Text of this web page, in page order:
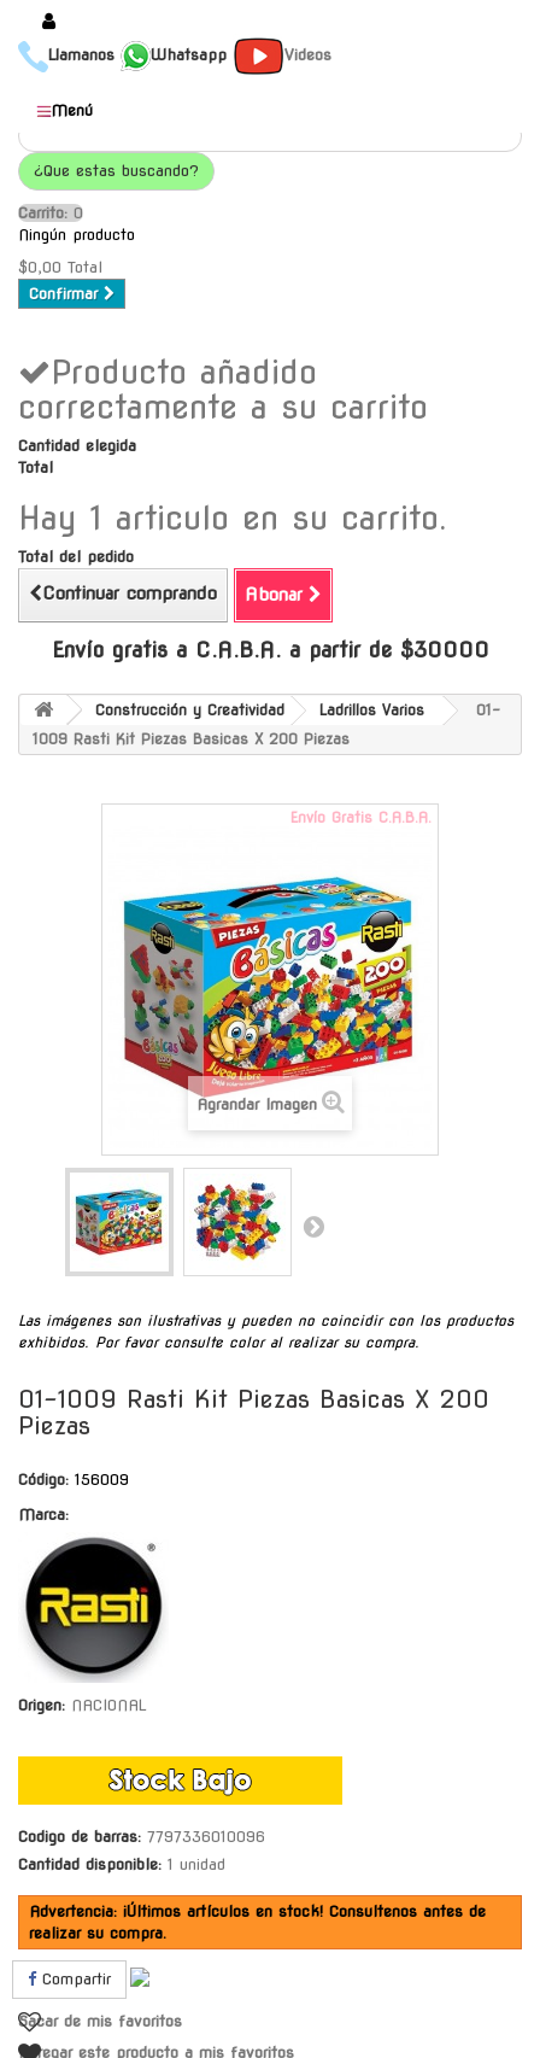
Llamanos Whatsapp Videos
Productos
Populares
Categorías
Marcas
Mayoristas
Contacto
Envío gratis a C.A.B.A. a
partir de $30000
Menú
¿Que estas buscando?
Carrito: O
Ningún producto
$0,00 Total
Confirmar
Producto añadido
correctamente a su carrito
Cantidad elegida
Total
Hay 1 articulo en su carrito.
Total del pedido
Continuar comprando Abonar
Envío gratis a C.A.B.A. a partir de $30000
Construcción y Creatividad Ladrillos Varios
01-
1009 Rasti Kit Piezas Basicas X 200 Piezas
Envío Gratis C.A.B.A.
Agrandar Imagen
Las imágenes son ilustrativas y pueden no coincidir con los productos
exhibidos. Por favor consulte color al realizar su compra.
01-1009 Rasti Kit Piezas Basicas X 200
Piezas
Código: 156009
Marca:
Origen: NACIONAL
Codigo de barras: 7797336010096
Cantidad disponible: 1 unidad
Advertencia: ¡Últimos artículos en stock! Consultenos antes de
realizar su compra.
Compartir
Sacar de mis favoritos
Agregar este producto a mis favoritos